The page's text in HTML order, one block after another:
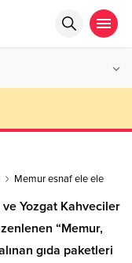
Memur esnaf ele ele
Yozgat Kahveciler
“Memur,
gıda paketleri